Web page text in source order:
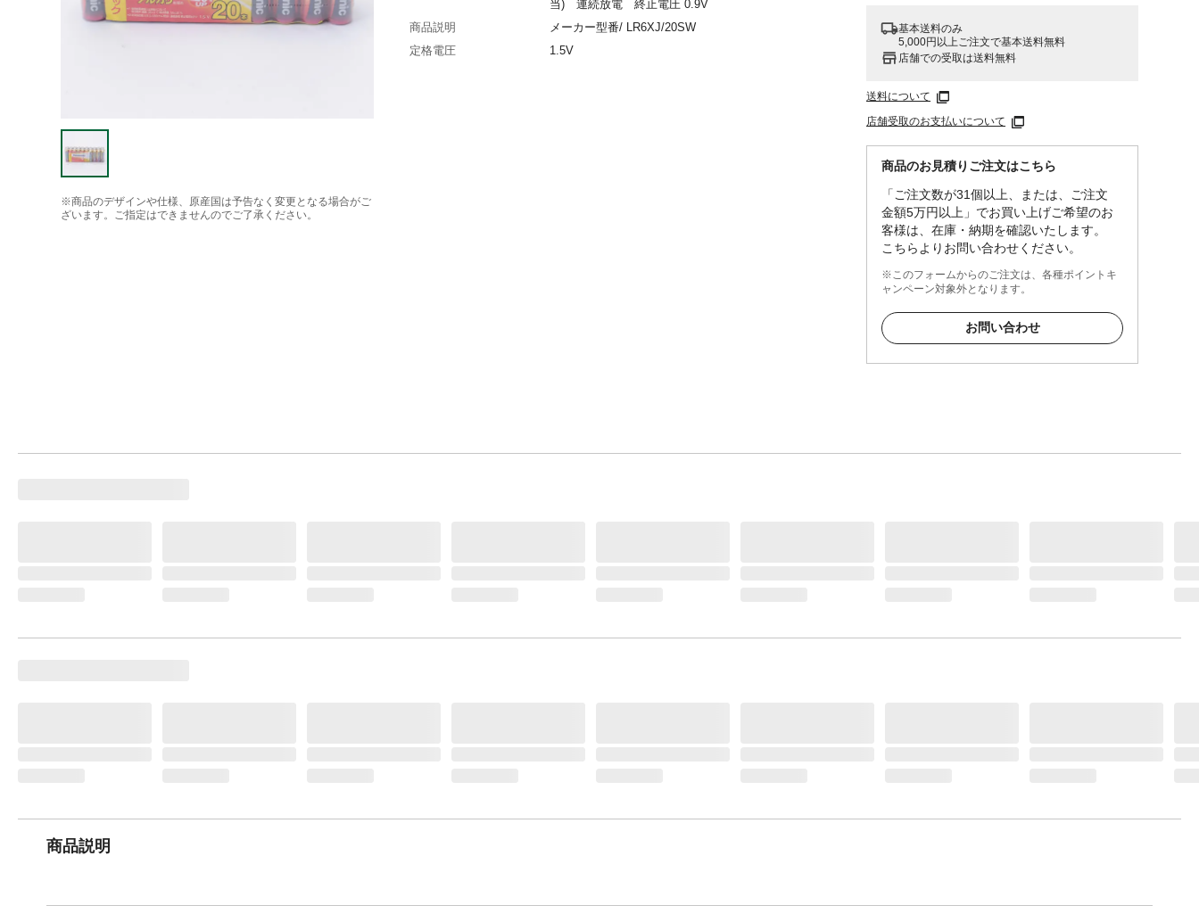
※商品のデザインや仕様、原産国は予告なく変更となる場合がご
ざいます。ご指定はできませんのでご了承ください。
基本送料のみ
5,000円以上ご注文で基本送料無料
店舗での受取は送料無料
送料について
店舗受取のお支払いについて
商品のお見積りご注文はこちら
「ご注文数が31個以上、または、ご注文
金額5万円以上」でお買い上げご希望のお
客様は、在庫・納期を確認いたします。
こちらよりお問い合わせください。
※このフォームからのご注文は、各種ポイントキ
ャンペーン対象外となります。
お問い合わせ
当) 連続放電 終止電圧 0.9V
商品説明
メーカー型番/ LR6XJ/20SW
定格電圧
1.5V
商品説明